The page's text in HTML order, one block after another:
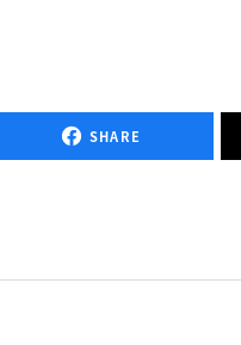
SHARE